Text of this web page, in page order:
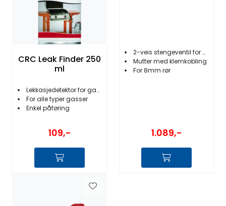
CRC Leak Finder 250
ml
Lekkasjedetektor for gass
For alle typer gasser
Enkel påføring
109,-
2-veis stengeventil for gass
Mutter med klemkobling
For 8mm rør
1.089,-